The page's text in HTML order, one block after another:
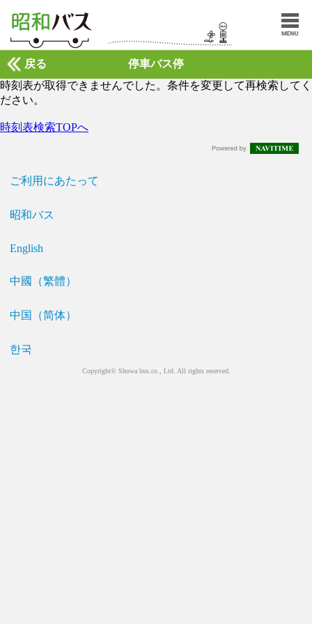
停車バス停
戻る
時刻表が取得できませんでした。条件を変更して再検索してく
ださい。
時刻表検索TOPへ
ご利用にあたって
昭和バス
English
中國（繁體）
中国（简体）
한국
Copyright© Showa bus.co., Ltd. All rights reserved.